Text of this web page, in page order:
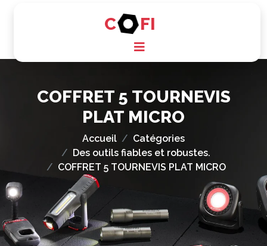
C FI
COFFRET 5 TOURNEVIS
PLAT MICRO
Accueil
Catégories
Des outils fiables et robustes.
COFFRET 5 TOURNEVIS PLAT MICRO